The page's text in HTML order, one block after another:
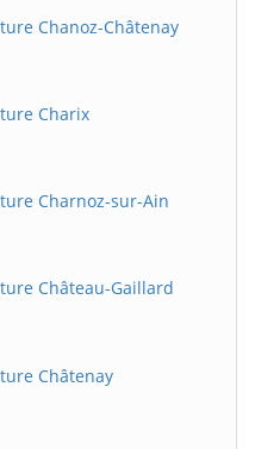
Chanoz-Châtenay
Charix
Charnoz-sur-Ain
Château-Gaillard
Châtenay